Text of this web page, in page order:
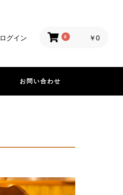
ログイン 0 ￥0
お問い合わせ